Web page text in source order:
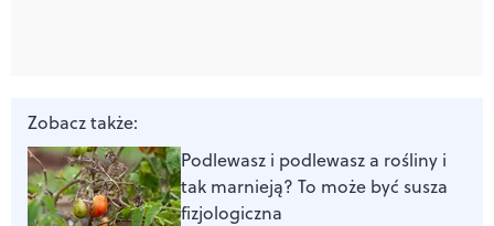
Zobacz także:
Podlewasz i podlewasz a rośliny i
tak marnieją? To może być susza
fizjologiczna